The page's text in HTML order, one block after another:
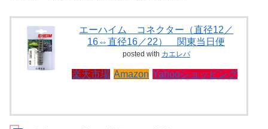
エーハイム コネクター（直径12／
16⇔直径16／22） 関東当日便
posted with カエレバ
楽天市場 Amazon Yahooショッピング